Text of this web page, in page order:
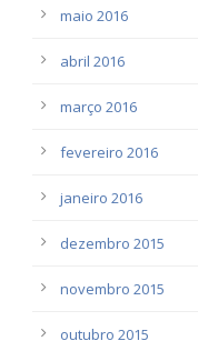
maio 2016
abril 2016
março 2016
fevereiro 2016
janeiro 2016
dezembro 2015
novembro 2015
outubro 2015